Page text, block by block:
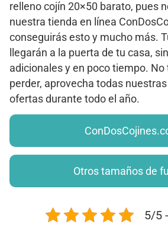
relleno cojín 20×50 barato, pues
nuestra tienda en línea
conseguirás esto y mucho más.
llegarán a la puerta de tu casa,
adicionales y en poco tiempo. No
perder, aprovecha todas
ofertas durante todo el año.
Otros tamaños de
5/5